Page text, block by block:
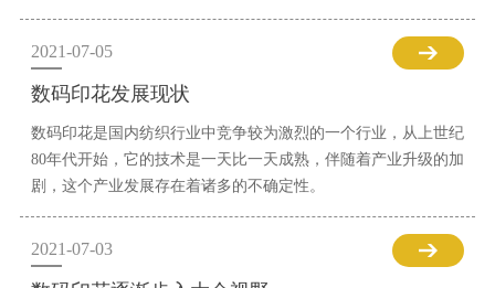
2021-07-05
数码印花发展现状
数码印花是国内纺织行业中竞争较为激烈的一个行业，从上世纪
80年代开始，它的技术是一天比一天成熟，伴随着产业升级的加
剧，这个产业发展存在着诸多的不确定性。
2021-07-03